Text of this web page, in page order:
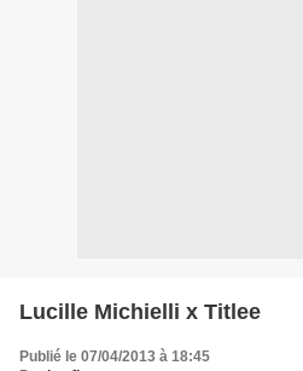
Lucille Michielli x Titlee
Publié le 07/04/2013 à 18:45